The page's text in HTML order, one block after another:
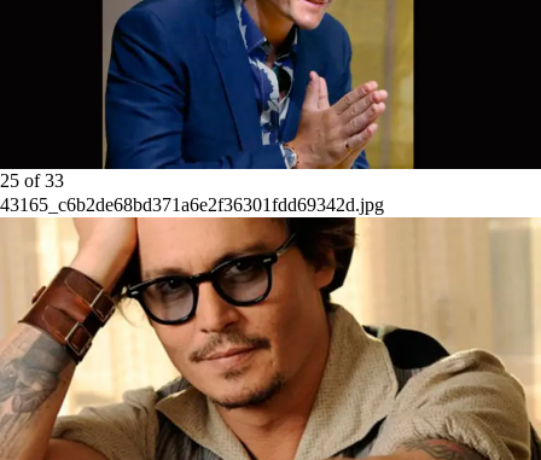
25 of33
43165_c6b2de68bd371a6e2f36301fdd69342d.jpg